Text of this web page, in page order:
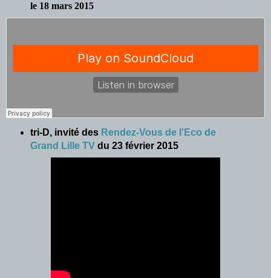
le 18 mars 2015
tri-D, invité des Rendez-Vous de l'Eco de
Grand Lille TVdu 23 février 2015